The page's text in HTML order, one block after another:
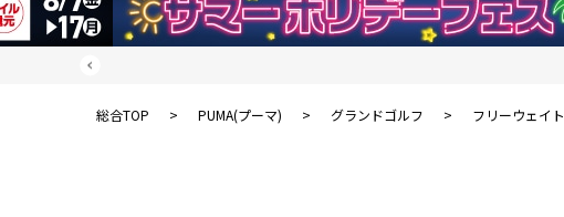
総合TOP > PUMA(プーマ) > グランドゴルフ > フリーウェイト